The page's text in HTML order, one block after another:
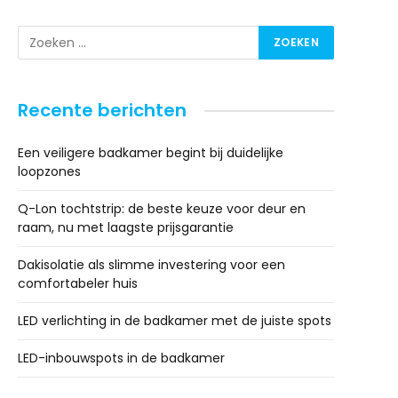
Recente berichten
Een veiligere badkamer begint bij duidelijke
loopzones
Q-Lon tochtstrip: de beste keuze voor deur en
raam, nu met laagste prijsgarantie
Dakisolatie als slimme investering voor een
comfortabeler huis
LED verlichting in de badkamer met de juiste spots
LED-inbouwspots in de badkamer